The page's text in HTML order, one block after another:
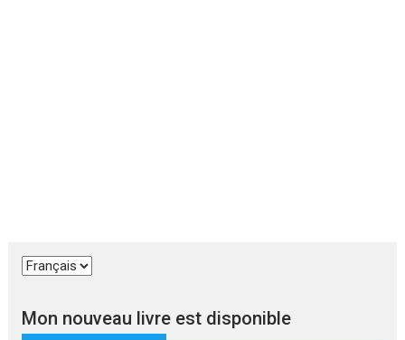
Choisir
langue
Mon nouveau livre est disponible